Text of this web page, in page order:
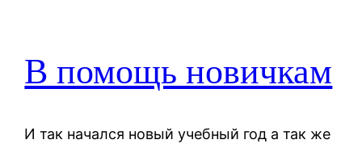
В помощь новичкам
И так начался новый учебный год а так же